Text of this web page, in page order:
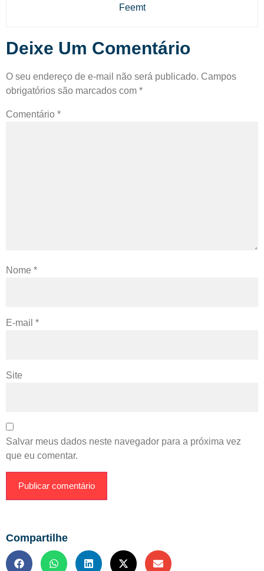
Compartilhe
Feemt
Deixe Um Comentário
O seu endereço de e-mail não será publicado. Campos
obrigatórios são marcados com *
Comentário *
Nome *
E-mail *
Site
Salvar meus dados neste navegador para a próxima vez
que eu comentar.